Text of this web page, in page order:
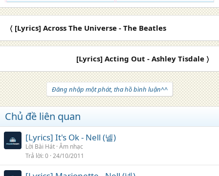
〈 [Lyrics] Across The Universe - The Beatles
[Lyrics] Acting Out - Ashley Tisdale 〉
Đăng nhập một phát, tha hồ bình luận^^
Chủ đề liên quan
[Lyrics] It's Ok - Nell (넬)
Lời Bài Hát Âm nhạc
Trả lời 0 24/10/2011